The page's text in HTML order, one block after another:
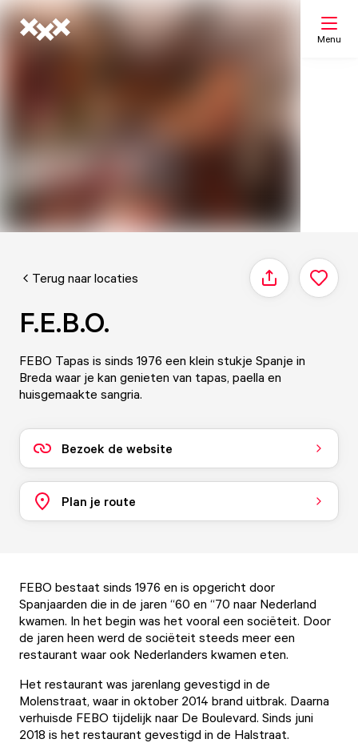
Menu
Terug naar locaties Delen
F.E.B.O.
FEBO Tapas is sinds 1976 een klein stukje Spanje in
Breda waar je kan genieten van tapas, paella en
huisgemaakte sangria.
Bezoek de website
Plan je route
FEBO bestaat sinds 1976 en is opgericht door
Spanjaarden die in de jaren “60 en “70 naar Nederland
kwamen. In het begin was het vooral een sociëteit. Door
de jaren heen werd de sociëteit steeds meer een
restaurant waar ook Nederlanders kwamen eten.
Het restaurant was jarenlang gevestigd in de
Molenstraat, waar in oktober 2014 brand uitbrak. Daarna
verhuisde FEBO tijdelijk naar De Boulevard. Sinds juni
2018 is het restaurant gevestigd in de Halstraat.